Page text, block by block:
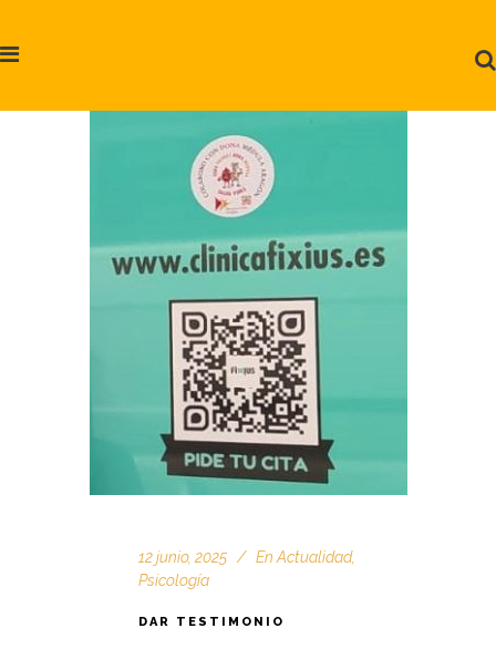
12 junio, 2025 En Actualidad,
Psicología
DAR TESTIMONIO